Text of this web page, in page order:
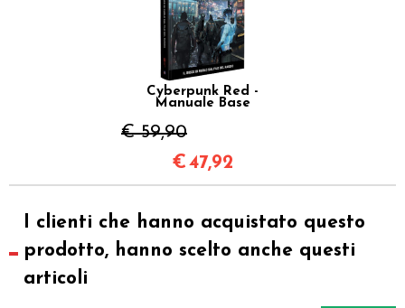
Cyberpunk Red -
Manuale Base
€ 59,90
€47,92
I clienti che hanno acquistato questo
prodotto, hanno scelto anche questi
articoli